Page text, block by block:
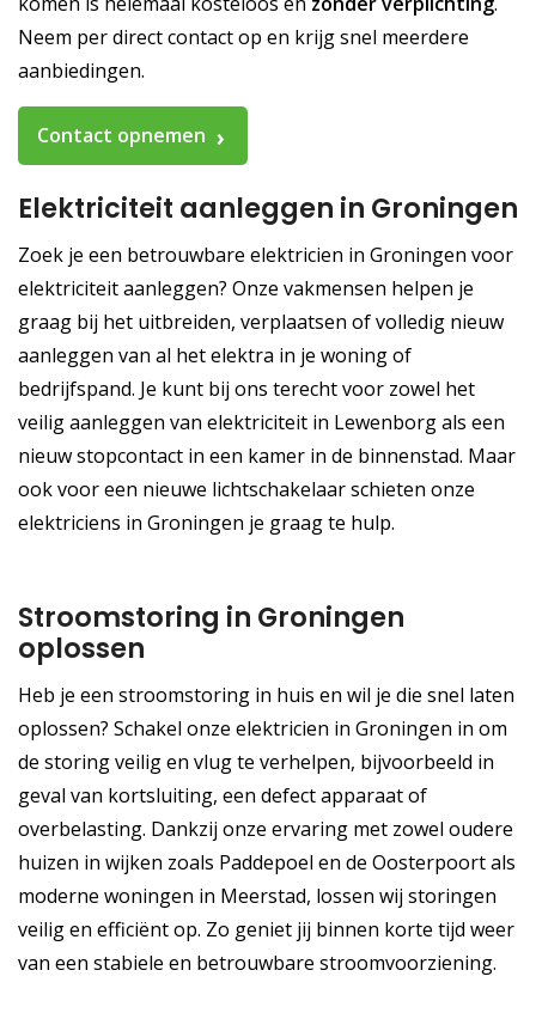
Neem per direct contact op en krijg snel meerdere
aanbiedingen.
Contact opnemen
Elektriciteit aanleggen in Groningen
Zoek je een betrouwbare elektricien in Groningen voor
elektriciteit aanleggen? Onze vakmensen helpen je
graag bij het uitbreiden, verplaatsen of volledig nieuw
aanleggen van al het elektra in je woning of
bedrijfspand. Je kunt bij ons terecht voor zowel het
veilig aanleggen van elektriciteit in Lewenborg als een
nieuw stopcontact in een kamer in de binnenstad. Maar
ook voor een nieuwe lichtschakelaar schieten onze
elektriciens in Groningen je graag te hulp.
Stroomstoring in Groningen
oplossen
Heb je een stroomstoring in huis en wil je die snel laten
oplossen? Schakel onze elektricien in Groningen in om
de storing veilig en vlug te verhelpen, bijvoorbeeld in
geval van kortsluiting, een defect apparaat of
overbelasting. Dankzij onze ervaring met zowel oudere
huizen in wijken zoals Paddepoel en de Oosterpoort als
moderne woningen in Meerstad, lossen wij storingen
veilig en efficiënt op. Zo geniet jij binnen korte tijd weer
van een stabiele en betrouwbare stroomvoorziening.